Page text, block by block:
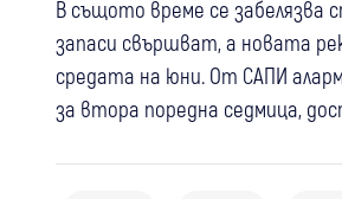
В същото време се забелязва
запаси свършват, а новата
средата на юни. От САПИ
за втора поредна седмица,
Кюстендил Крими 07 авг
Монети за 100 евро